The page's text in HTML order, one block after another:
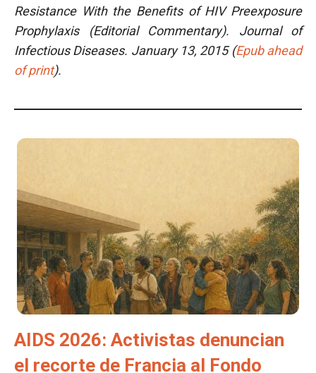
Resistance With the Benefits of HIV Preexposure
Prophylaxis (Editorial Commentary). Journal of
Infectious Diseases. January 13, 2015 (Epub ahead
of print).
AIDS 2026: Activistas denuncian
el recorte de Francia al Fondo